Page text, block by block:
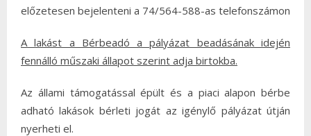
előzetesen bejelenteni a 74/564-588-as telefonszámon
A lakást a Bérbeadó a pályázat beadásának idején
fennálló műszaki állapot szerint adja birtokba.
Az állami támogatással épült és a piaci alapon bérbe
adható lakások bérleti jogát az igénylő pályázat útján
nyerheti el.